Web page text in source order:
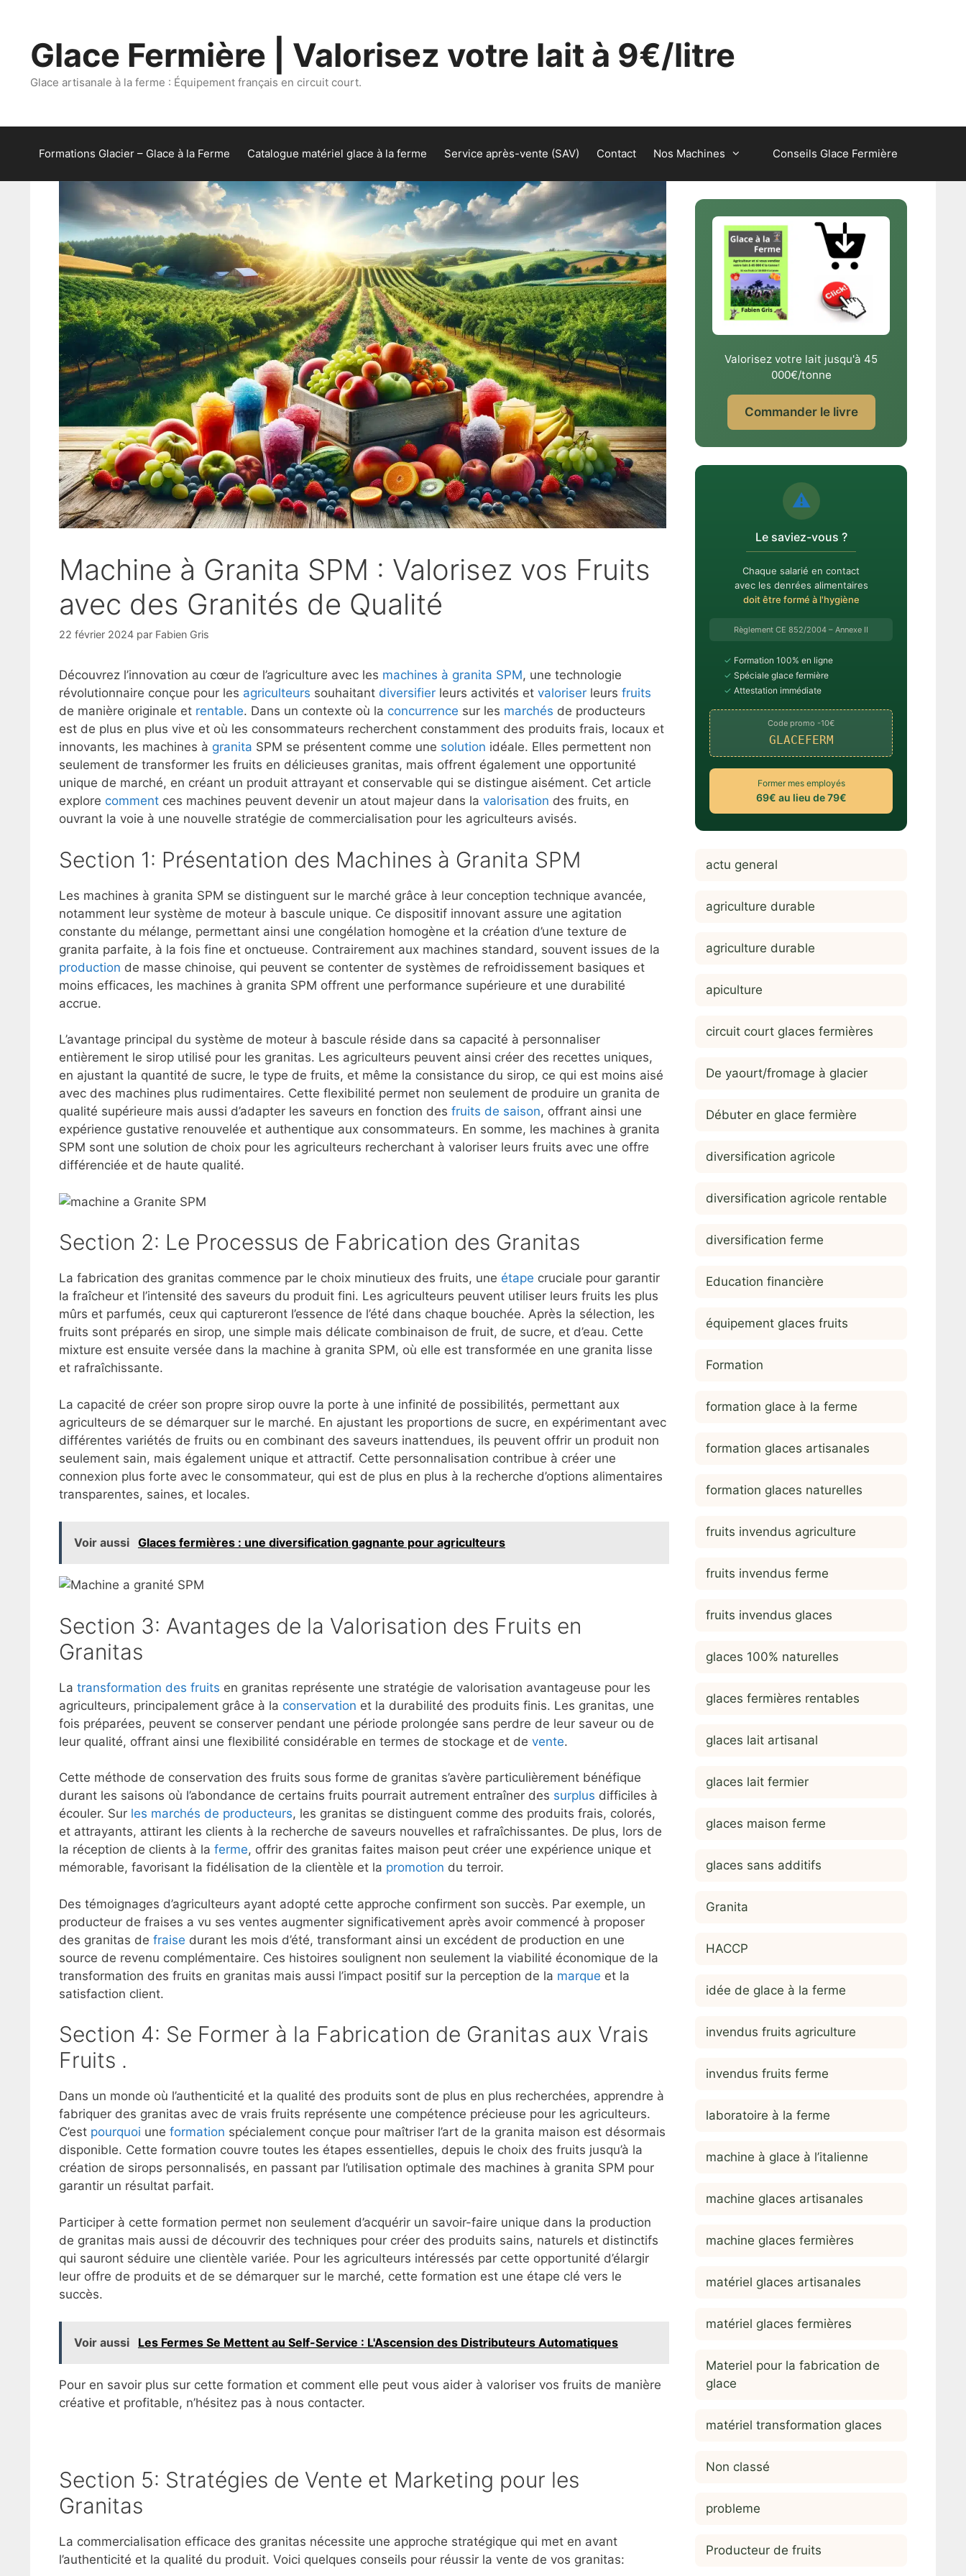
contenuGlace Fermière | Valorisez votre lait à 9€/litre
Glace artisanale à la ferme : Équipement français en circuit court.
Formations Glacier – Glace à la Ferme Catalogue matériel glace à la ferme Service après-vente (SAV) Contact Nos Machines Conseils Glace Fermière
Machine à Granita SPM : Valorisez vos Fruits
avec des Granités de Qualité
22 février 2024 par Fabien Gris
Découvrez l’innovation au cœur de l’agriculture avec les machines à granita SPM, une technologie
révolutionnaire conçue pour les agriculteurs souhaitant diversifier leurs activités et valoriser leurs fruits
de manière originale et rentable. Dans un contexte où la concurrence sur les marchés de producteurs
est de plus en plus vive et où les consommateurs recherchent constamment des produits frais, locaux et
innovants, les machines à granita SPM se présentent comme une solution idéale. Elles permettent non
seulement de transformer les fruits en délicieuses granitas, mais offrent également une opportunité
unique de marché, en créant un produit attrayant et conservable qui se distingue aisément. Cet article
explore comment ces machines peuvent devenir un atout majeur dans la valorisation des fruits, en
ouvrant la voie à une nouvelle stratégie de commercialisation pour les agriculteurs avisés.
Section 1: Présentation des Machines à Granita SPM
Les machines à granita SPM se distinguent sur le marché grâce à leur conception technique avancée,
notamment leur système de moteur à bascule unique. Ce dispositif innovant assure une agitation
constante du mélange, permettant ainsi une congélation homogène et la création d’une texture de
granita parfaite, à la fois fine et onctueuse. Contrairement aux machines standard, souvent issues de la
production de masse chinoise, qui peuvent se contenter de systèmes de refroidissement basiques et
moins efficaces, les machines à granita SPM offrent une performance supérieure et une durabilité
accrue.
L’avantage principal du système de moteur à bascule réside dans sa capacité à personnaliser
entièrement le sirop utilisé pour les granitas. Les agriculteurs peuvent ainsi créer des recettes uniques,
en ajustant la quantité de sucre, le type de fruits, et même la consistance du sirop, ce qui est moins aisé
avec des machines plus rudimentaires. Cette flexibilité permet non seulement de produire un granita de
qualité supérieure mais aussi d’adapter les saveurs en fonction des fruits de saison, offrant ainsi une
expérience gustative renouvelée et authentique aux consommateurs. En somme, les machines à granita
SPM sont une solution de choix pour les agriculteurs recherchant à valoriser leurs fruits avec une offre
différenciée et de haute qualité.
Section 2: Le Processus de Fabrication des Granitas
La fabrication des granitas commence par le choix minutieux des fruits, une étape cruciale pour garantir
la fraîcheur et l’intensité des saveurs du produit fini. Les agriculteurs peuvent utiliser leurs fruits les plus
mûrs et parfumés, ceux qui captureront l’essence de l’été dans chaque bouchée. Après la sélection, les
fruits sont préparés en sirop, une simple mais délicate combinaison de fruit, de sucre, et d’eau. Cette
mixture est ensuite versée dans la machine à granita SPM, où elle est transformée en une granita lisse
et rafraîchissante.
La capacité de créer son propre sirop ouvre la porte à une infinité de possibilités, permettant aux
agriculteurs de se démarquer sur le marché. En ajustant les proportions de sucre, en expérimentant avec
différentes variétés de fruits ou en combinant des saveurs inattendues, ils peuvent offrir un produit non
seulement sain, mais également unique et attractif. Cette personnalisation contribue à créer une
connexion plus forte avec le consommateur, qui est de plus en plus à la recherche d’options alimentaires
transparentes, saines, et locales.
Voir aussi Glaces fermières : une diversification gagnante pour agriculteurs
Section 3: Avantages de la Valorisation des Fruits en
Granitas
La transformation des fruits en granitas représente une stratégie de valorisation avantageuse pour les
agriculteurs, principalement grâce à la conservation et la durabilité des produits finis. Les granitas, une
fois préparées, peuvent se conserver pendant une période prolongée sans perdre de leur saveur ou de
leur qualité, offrant ainsi une flexibilité considérable en termes de stockage et de vente.
Cette méthode de conservation des fruits sous forme de granitas s’avère particulièrement bénéfique
durant les saisons où l’abondance de certains fruits pourrait autrement entraîner des surplus difficiles à
écouler. Sur les marchés de producteurs, les granitas se distinguent comme des produits frais, colorés,
et attrayants, attirant les clients à la recherche de saveurs nouvelles et rafraîchissantes. De plus, lors de
la réception de clients à la ferme, offrir des granitas faites maison peut créer une expérience unique et
mémorable, favorisant la fidélisation de la clientèle et la promotion du terroir.
Des témoignages d’agriculteurs ayant adopté cette approche confirment son succès. Par exemple, un
producteur de fraises a vu ses ventes augmenter significativement après avoir commencé à proposer
des granitas de fraise durant les mois d’été, transformant ainsi un excédent de production en une
source de revenu complémentaire. Ces histoires soulignent non seulement la viabilité économique de la
transformation des fruits en granitas mais aussi l’impact positif sur la perception de la marque et la
satisfaction client.
Section 4: Se Former à la Fabrication de Granitas aux Vrais
Fruits .
Dans un monde où l’authenticité et la qualité des produits sont de plus en plus recherchées, apprendre à
fabriquer des granitas avec de vrais fruits représente une compétence précieuse pour les agriculteurs.
C’est pourquoi une formation spécialement conçue pour maîtriser l’art de la granita maison est désormais
disponible. Cette formation couvre toutes les étapes essentielles, depuis le choix des fruits jusqu’à la
création de sirops personnalisés, en passant par l’utilisation optimale des machines à granita SPM pour
garantir un résultat parfait.
Participer à cette formation permet non seulement d’acquérir un savoir-faire unique dans la production
de granitas mais aussi de découvrir des techniques pour créer des produits sains, naturels et distinctifs
qui sauront séduire une clientèle variée. Pour les agriculteurs intéressés par cette opportunité d’élargir
leur offre de produits et de se démarquer sur le marché, cette formation est une étape clé vers le
succès.
Voir aussi Les Fermes Se Mettent au Self-Service : L'Ascension des Distributeurs Automatiques
Pour en savoir plus sur cette formation et comment elle peut vous aider à valoriser vos fruits de manière
créative et profitable, n’hésitez pas à nous contacter.
Section 5: Stratégies de Vente et Marketing pour les
Granitas
La commercialisation efficace des granitas nécessite une approche stratégique qui met en avant
l’authenticité et la qualité du produit. Voici quelques conseils pour réussir la vente de vos granitas:
Valorisez votre lait jusqu'à 45
000€/tonne
Commander le livre
⚠️
Le saviez-vous ?
Chaque salarié en contact
avec les denrées alimentaires
doit être formé à l'hygiène
Règlement CE 852/2004 – Annexe II
✓ Formation 100% en ligne
✓ Spéciale glace fermière
✓ Attestation immédiate
Code promo -10€
GLACEFERM
Former mes employés
69€ au lieu de 79€
actu general
agriculture durable
agriculture durable
apiculture
circuit court glaces fermières
De yaourt/fromage à glacier
Débuter en glace fermière
diversification agricole
diversification agricole rentable
diversification ferme
Education financière
équipement glaces fruits
Formation
formation glace à la ferme
formation glaces artisanales
formation glaces naturelles
fruits invendus agriculture
fruits invendus ferme
fruits invendus glaces
glaces 100% naturelles
glaces fermières rentables
glaces lait artisanal
glaces lait fermier
glaces maison ferme
glaces sans additifs
Granita
HACCP
idée de glace à la ferme
invendus fruits agriculture
invendus fruits ferme
laboratoire à la ferme
machine à glace à l’italienne
machine glaces artisanales
machine glaces fermières
matériel glaces artisanales
matériel glaces fermières
Materiel pour la fabrication de
glace
matériel transformation glaces
Non classé
probleme
Producteur de fruits